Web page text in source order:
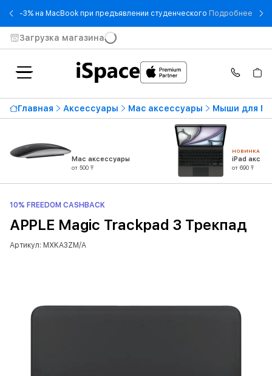
-3% на MacBook при предъявлении студенческого Подробнее - -
Загрузка магазина
Главная Аксессуары Mac аксессуары Мыши для
Mac аксессуары
от 500 ₸
НОВИНКА
iPad
от 690 ₸
10% FREEDOM CASHBACK
APPLE Magic Trackpad 3 Трекпад
Артикул: MXKA3ZM/A